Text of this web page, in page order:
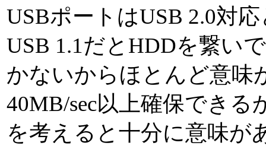
USBポートはUSB 2.0対
USB 1.1だとHDDを繋い
かないからほとんど意味
40MB/sec以上確保でき
を考えると十分に意味が